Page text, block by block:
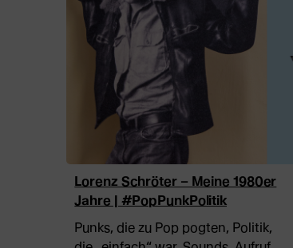
Lorenz Schröter – Meine 1980er
Jahre | #PopPunkPolitik
Punks, die zu Pop pogten, Politik,